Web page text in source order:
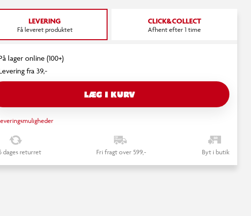
LEVERING
Få leveret produktet
CLICK&COLLECT
Afhent efter 1 time
lager online (100+)
fra 39,-
LÆG I KURV
dages returret Fri fragt over 599,- Byt i butik